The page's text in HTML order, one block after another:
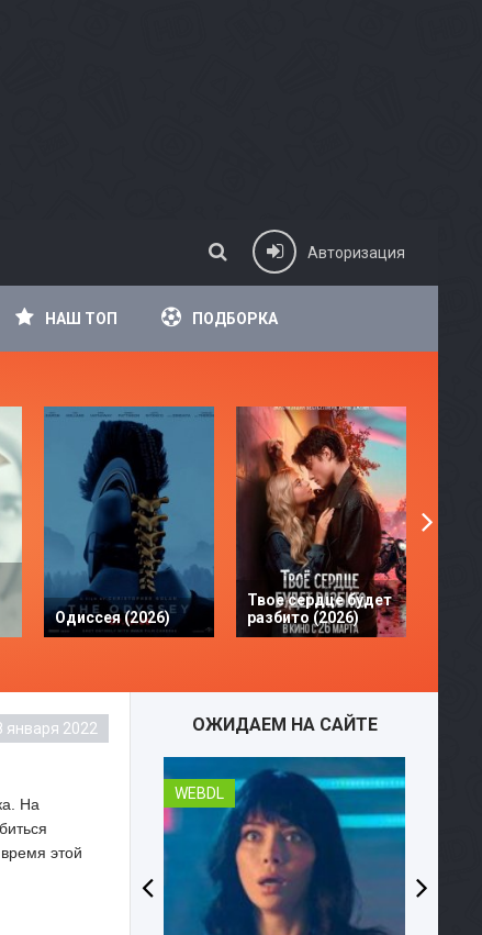
Авторизация
НАШ ТОП ПОДБОРКА
Одиссея (2026)
Твое сердце будет
разбито (2026)
января 2022
На
этой
ОЖИДАЕМ НА САЙТЕ
WEBDL